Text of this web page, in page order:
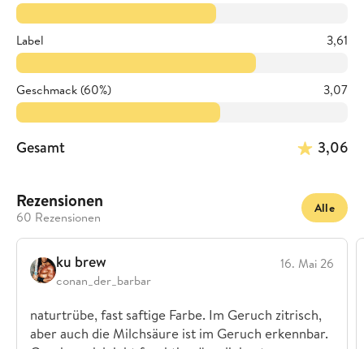
Label 3,61
Geschmack (60%) 3,07
Gesamt 3,06
Rezensionen
60 Rezensionen
Alle
ku brew
conan_der_barbar
16. Mai 26
naturtrübe, fast saftige Farbe. Im Geruch zitrisch,
aber auch die Milchsäure ist im Geruch erkennbar.